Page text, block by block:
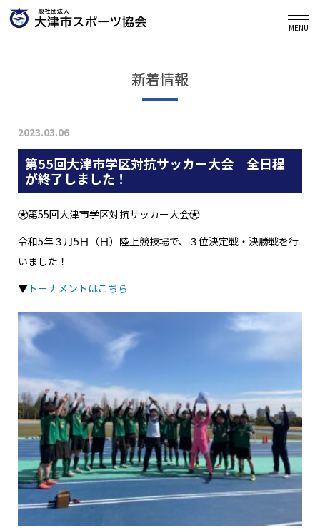
MENU
新着情報
2023.03.06
第55回大津市学区対抗サッカー大会 全日程
が終了しました！
⚽第55回大津市学区対抗サッカー大会⚽
令和5年３月5日（日）陸上競技場で、３位決定戦・決勝戦を行
いました！
▼ トーナメントはこちら